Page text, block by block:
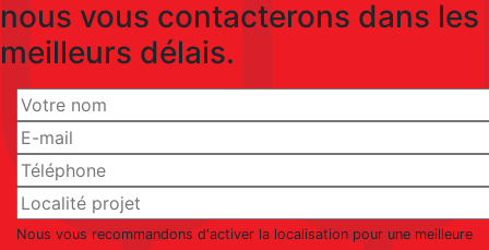
nous vous contacterons dans les
meilleurs délais.
Nous vous recommandons d'activer la localisation pour une meilleure